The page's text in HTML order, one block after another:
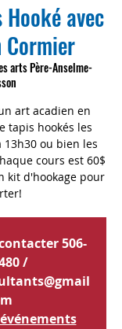
avec
Cormier
arts Père-Anselme-
art acadien en
tapis hookés les
ou bien les
cours est 60$
kit d'hookage pour
506-
/